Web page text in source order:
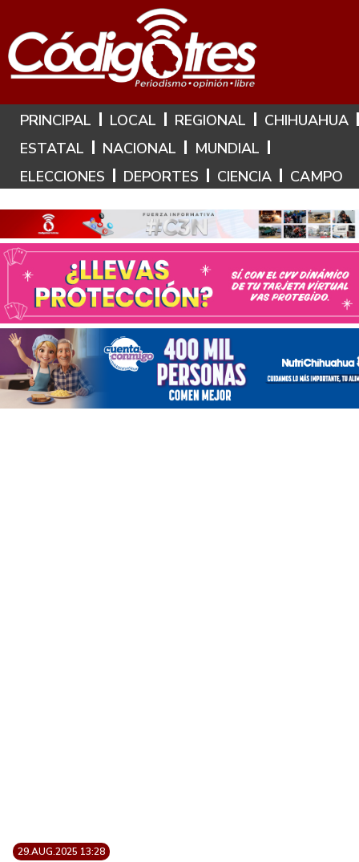
Hoy es: 6 de Agosto de 2026
PRINCIPAL LOCAL REGIONAL
CHIHUAHUA
ESTATAL
NACIONAL
MUNDIAL
ELECCIONES
DEPORTES CIENCIA CAMPO
29.AUG.2025 13:28